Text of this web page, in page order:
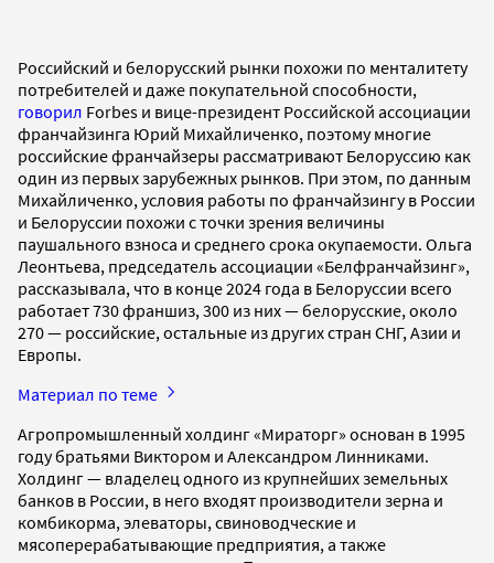
Российский и белорусский рынки похожи по менталитету
потребителей и даже покупательной способности,
говорил Forbes и вице-президент Российской ассоциации
франчайзинга Юрий Михайличенко, поэтому многие
российские франчайзеры рассматривают Белоруссию как
один из первых зарубежных рынков. При этом, по данным
Михайличенко, условия работы по франчайзингу в России
и Белоруссии похожи с точки зрения величины
паушального взноса и среднего срока окупаемости. Ольга
Леонтьева, председатель ассоциации «Белфранчайзинг»,
рассказывала, что в конце 2024 года в Белоруссии всего
работает 730 франшиз, 300 из них — белорусские, около
270 — российские, остальные из других стран СНГ, Азии и
Европы.
Материал по теме
Агропромышленный холдинг «Мираторг» основан в 1995
году братьями Виктором и Александром Линниками.
Холдинг — владелец одного из крупнейших земельных
банков в России, в него входят производители зерна и
комбикорма, элеваторы, свиноводческие и
мясоперерабатывающие предприятия, а также